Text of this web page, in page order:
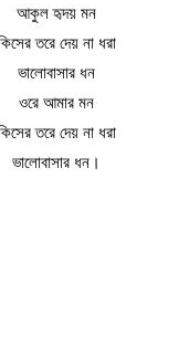
আকুল হৃদয় মন
তরে দেয় না ধরা
ভালোবাসার ধন
ওরে আমার মন
তরে দেয় না ধরা
ভালোবাসার ধন।